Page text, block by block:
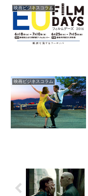
映画ビジネスコラム
映画ビジネスコラム